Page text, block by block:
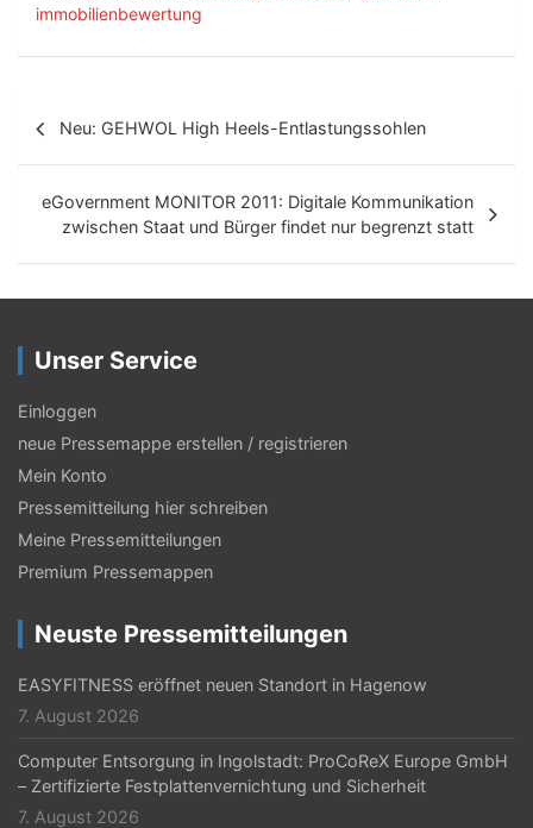
immobilienbewertung
r
g
s
-
N
a
v
g
a
t
i
o
Neu: GEHWOL High Heels-Entlastungssohlen
eGovernment MONITOR 2011: Digitale Kommunikation
zwischen Staat und Bürger findet nur begrenzt statt
Unser Service
Einloggen
neue Pressemappe erstellen / registrieren
Mein Konto
Pressemitteilung hier schreiben
Meine Pressemitteilungen
Premium Pressemappen
Neuste Pressemitteilungen
EASYFITNESS eröffnet neuen Standort in Hagenow
7. August 2026
Computer Entsorgung in Ingolstadt: ProCoReX Europe GmbH
– Zertifizierte Festplattenvernichtung und Sicherheit
7. August 2026